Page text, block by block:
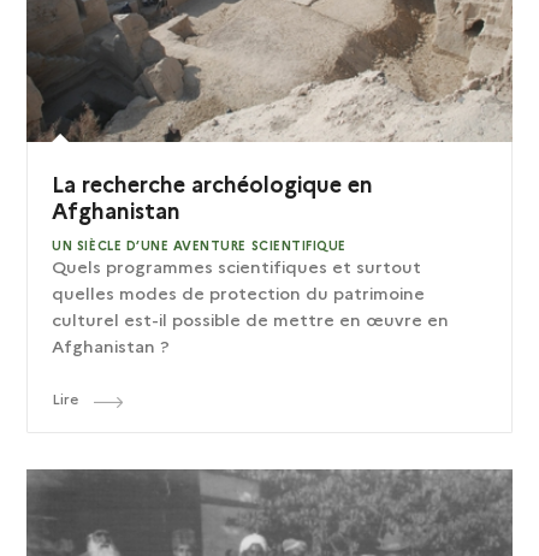
La recherche archéologique en
Afghanistan
UN SIÈCLE D’UNE AVENTURE SCIENTIFIQUE
Quels programmes scientifiques et surtout
quelles modes de protection du patrimoine
culturel est-il possible de mettre en œuvre en
Afghanistan ?
Lire